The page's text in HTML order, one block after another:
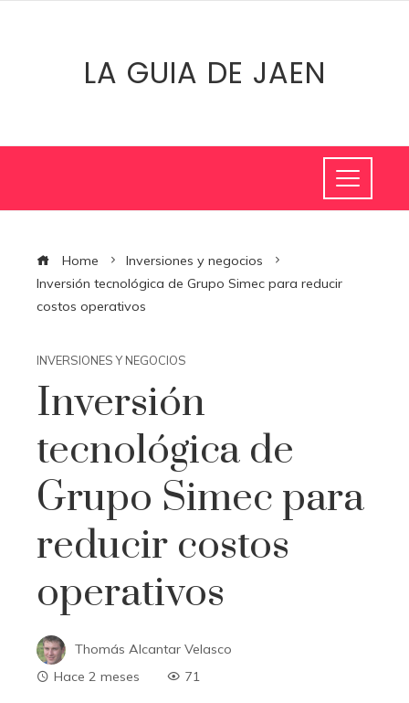
LA GUIA DE JAEN
Home
Inversiones y negocios
Inversión tecnológica de Grupo Simec para reducir
costos operativos
INVERSIONES Y NEGOCIOS
Inversión
tecnológica de
Grupo Simec para
reducir costos
operativos
Thomás Alcantar Velasco
Hace 2 meses
71